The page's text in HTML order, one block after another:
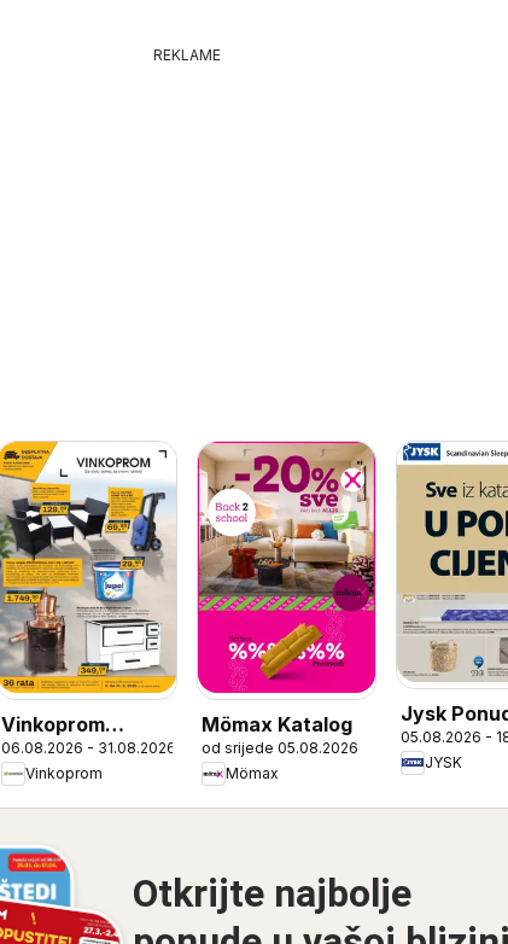
REKLAME
Vinkoprom
Katalog
06.08.2026 - 31.08.2026
Vinkoprom
Mömax Katalog
od srijede 05.08.2026
Mömax
Jysk
05.08.2026 -
JYSK
Otkrijte najbolje